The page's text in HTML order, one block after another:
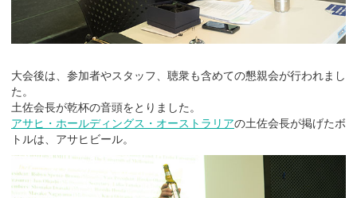
大会後は、参加者やスタッフ、聴衆も含めての懇親会が行われまし
た。
土佐会長が乾杯の音頭をとりました。
アサヒ・ホールディングス・オーストラリアの土佐会長が掲げたボ
トルは、アサヒビール。